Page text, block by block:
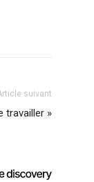
suivant
travailler »